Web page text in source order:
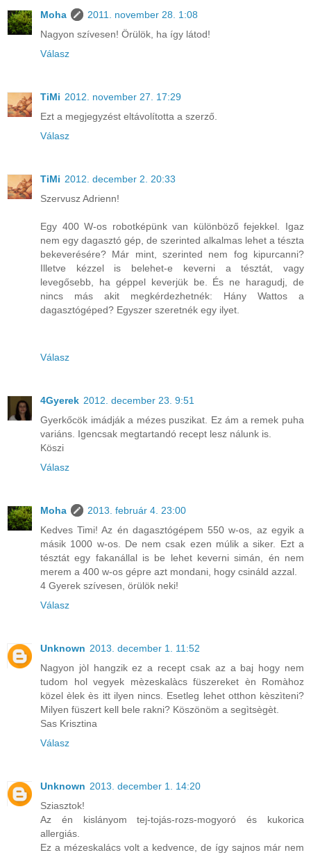
Moha
2011. november 28. 1:08
Nagyon szívesen! Örülök, ha így látod!
Válasz
TiMi 2012. november 27. 17:29
Ezt a megjegyzést eltávolította a szerző.
Válasz
TiMi 2012. december 2. 20:33
Szervusz Adrienn!
Egy 400 W-os robotképünk van különböző fejekkel. Igaz
nem egy dagasztó gép, de szerinted alkalmas lehet a tészta
bekeverésére? Már mint, szerinted nem fog kipurcanni?
Illetve kézzel is belehet-e keverni a tésztát, vagy
levegősebb, ha géppel keverjük be. És ne haragudj, de
nincs más akit megkérdezhetnék: Hány Wattos a
dagasztógéped? Egyszer szeretnék egy ilyet.
Válasz
4Gyerek 2012. december 23. 9:51
Gyerkőcök imádják a mézes puszikat. Ez ám a remek puha
variáns. Igencsak megtartandó recept lesz nálunk is.
Köszi
Válasz
Moha
2013. február 4. 23:00
Kedves Timi! Az én dagasztógépem 550 w-os, az egyik a
másik 1000 w-os. De nem csak ezen múlik a siker. Ezt a
tésztát egy fakanállal is be lehet keverni simán, én nem
merem a 400 w-os gépre azt mondani, hogy csináld azzal.
4 Gyerek szívesen, örülök neki!
Válasz
Unknown 2013. december 1. 11:52
Nagyon jòl hangzik ez a recept csak az a baj hogy nem
tudom hol vegyek mèzeskalàcs füszereket èn Romàhoz
közel èlek ès itt ilyen nincs. Esetleg lehet otthon kèszìteni?
Milyen füszert kell bele rakni? Köszönöm a segìtsègèt.
Sas Krisztina
Válasz
Unknown 2013. december 1. 14:20
Sziasztok!
Az én kislányom tej-tojás-rozs-mogyoró és kukorica
allergiás.
Ez a mézeskalács volt a kedvence, de így sajnos már nem